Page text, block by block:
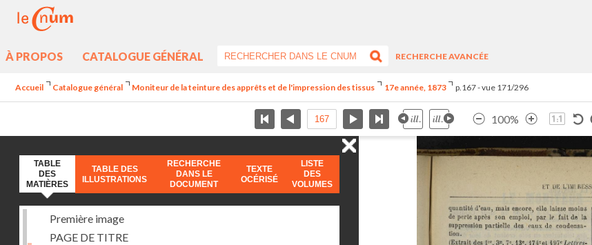
À PROPOS CATALOGUE GÉNÉRAL
RECHERCHE AVANCÉE
Accueil Catalogue général Moniteur de la teinture des apprêts et de l'impression des tissus 17e année, 1873 p.167 - vue 171/296
100%
TABLE
DES
MATIÈRES
TABLE DES
ILLUSTRATIONS
RECHERCHE
DANS LE
DOCUMENT
TEXTE
OCÉRISÉ
LISTE
DES
VOLUMES
Première image
PAGE DE TITRE